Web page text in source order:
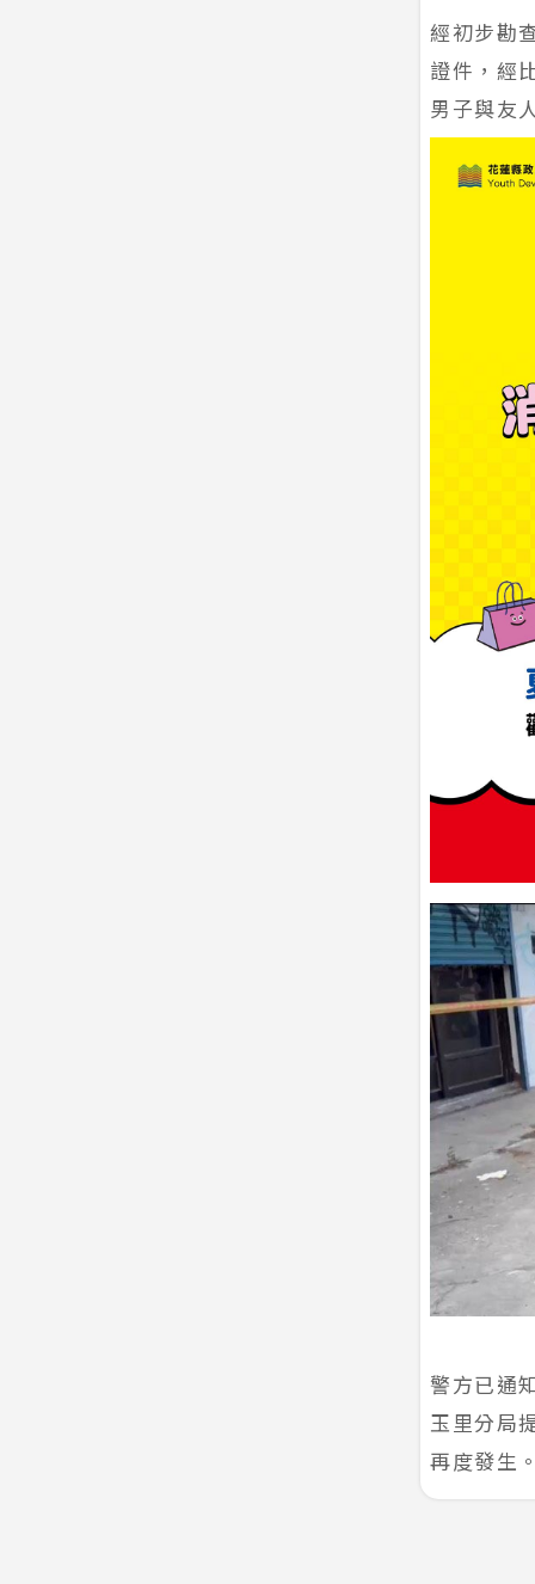
經初步勘
證件，經
男子與友
警方已通
玉里分局
再度發生